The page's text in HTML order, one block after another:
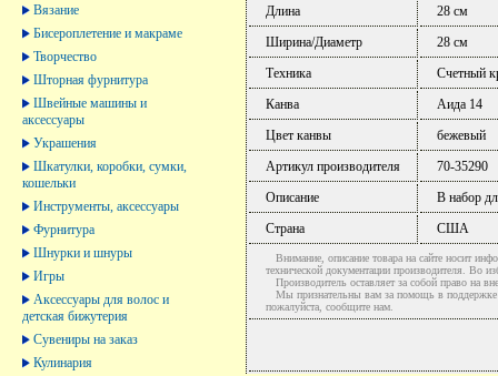
Вязание
Бисероплетение и макраме
Творчество
Шторная фурнитура
Швейные машины и
аксессуары
Украшения
Шкатулки, коробки, сумки,
кошельки
Инструменты, аксессуары
Фурнитура
Шнурки и шнуры
Игры
Аксессуары для волос и
детская бижутерия
Сувениры на заказ
Кулинария
Длина
28 см
Ширина/Диаметр
28 см
Техника
Счетный
Канва
Аида 14
Цвет канвы
бежевый
Артикул производителя
70-35290
Описание
В набор
Страна
США
Внимание, описание товара на сайте носит
технической документации производителя. Во
Производитель оставляет за собой право на
Мы признательны вам за помощь в поддержке
пожалуйста, сообщите нам.